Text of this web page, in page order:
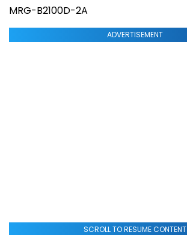
MRG-B2100D-2A
ADVERTISEMENT
SCROLL TO RESUME CONTENT